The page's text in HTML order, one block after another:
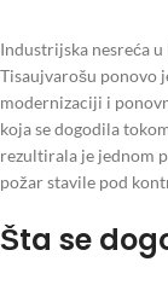
Industrijska nesreća
Tisaujvarošu ponovo
modernizaciji i
koja se dogodila
rezultirala je jednom
požar stavile pod
Šta se